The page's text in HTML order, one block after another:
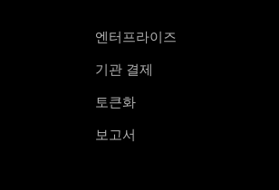
엔터프라이즈
기관 결제
토큰화
보고서